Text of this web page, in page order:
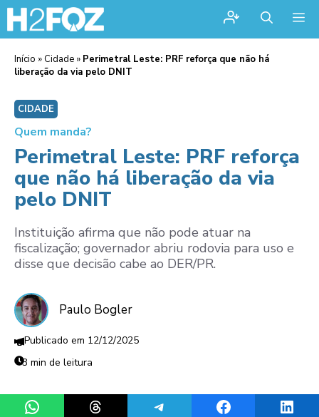
Início » Cidade » Perimetral Leste: PRF reforça que não há
liberação da via pelo DNIT
CIDADE
Quem manda?
Perimetral Leste: PRF reforça
que não há liberação da via
pelo DNIT
Instituição afirma que não pode atuar na
fiscalização; governador abriu rodovia para uso e
disse que decisão cabe ao DER/PR.
Paulo Bogler
12/12/2025
3 min de leitura
Share on WhatsAppShare on ThreadsShare on TelegramShare on Facebook